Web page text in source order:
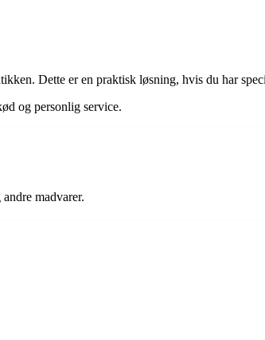
Dette er en praktisk løsning, hvis du har
og personlig service.
madvarer.